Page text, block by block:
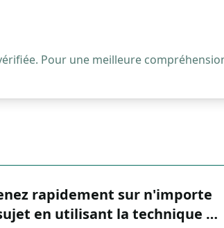
Pour une meilleure
rapidement sur n'importe
en utilisant la technique …